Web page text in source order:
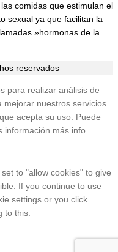
comidas que estimulan el
sexual ya que facilitan la
»hormonas de la
reservados
para realizar análisis de
nuestros servicios.
acepta su uso. Puede
información más info
to "allow cookies" to give
If you continue to use
settings or you click
to this.